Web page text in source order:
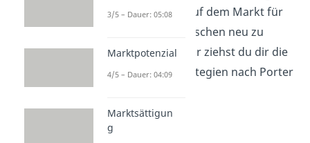
deine Strategie auf dem Markt für
BPA freie Trinkflaschen neu zu
definieren. Hierfür ziehst du dir die
Wettbewerbsstrategien nach Porter
3/5 – Dauer: 05:08
Marktpotenzial
4/5 – Dauer: 04:09
Marktsättigun
g